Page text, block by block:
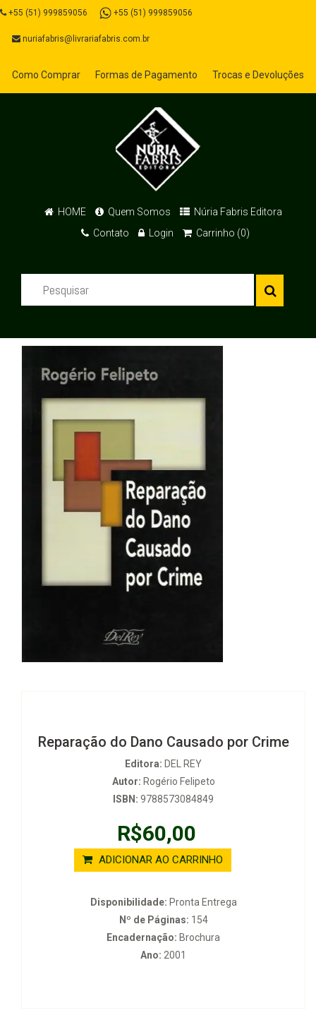
+55 (51) 999859056 +55 (51) 999859056
nuriafabris@livrariafabris.com.br
Como Comprar Formas de Pagamento Trocas e Devoluções
HOME Quem Somos
Núria Fabris Editora
Contato
Login Carrinho (0)
Reparação do Dano Causado por Crime
Editora: DEL REY
Autor: Rogério Felipeto
ISBN: 9788573084849
R$60,00
ADICIONAR AO CARRINHO
Disponibilidade: Pronta Entrega
Nº de Páginas: 154
Encadernação: Brochura
Ano: 2001